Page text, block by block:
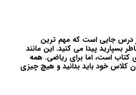
جایی است که مهم ترین
بسپارید پیدا می کنید. این مانند
کتاب است، اما برای ریاضی. همه
کلاس خود باید بدانید و هیچ چیزی